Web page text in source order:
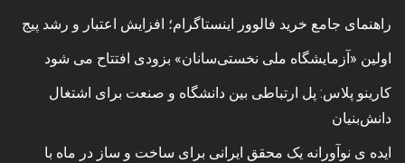
راهنمای جامع خرید فالوور اینستاگرام؛ افزایش اعتبار و رشد پیج
اولین «آزمایشگاه ملی نخستی‌سانان» بزودی افتتاح می شود
کارینو پلاس: پل ارتباطی بین دانشگاه و صنعت برای اشتغال
دانش‌بنیان
ایده ی نوآورانه یک محقق ایرانی برای ساخت و ساز در ماه با